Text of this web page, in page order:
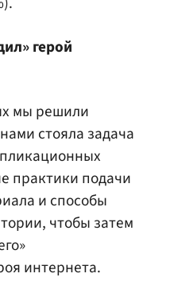
герой
мы решили
стояла задача
практики подачи
и способы
чтобы затем
интернета.